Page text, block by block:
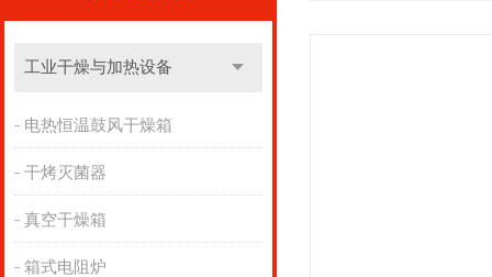
工业干燥与加热设备
电热恒温鼓风干燥箱
干烤灭菌器
真空干燥箱
箱式电阻炉